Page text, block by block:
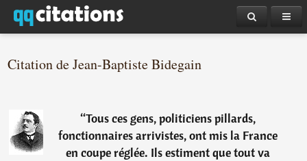
Citation de Jean-Baptiste Bidegain
“Tous ces gens, politiciens pillards,
fonctionnaires arrivistes, ont mis la France
en coupe réglée. Ils estiment que tout va